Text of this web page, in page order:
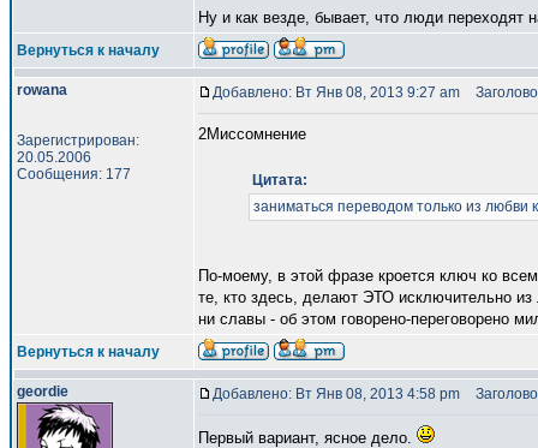
Ну и как везде, бывает, что люди переходят
Вернуться к началу
rowana
Зарегистрирован:
20.05.2006
Сообщения: 177
Добавлено: Вт Янв 08, 2013 9:27 am
2Миссомнение
Цитата:
заниматься переводом только из любви
По-моему, в этой фразе кроется ключ ко
те, кто здесь, делают ЭТО исключительно
ни славы - об этом говорено-переговорено
Вернуться к началу
geordie Добавлено: Вт Янв 08, 2013 4:58 pm
Первый вариант, ясное дело.